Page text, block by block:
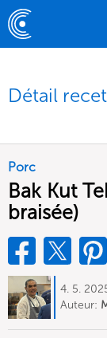
Détail
Porc
Bak Kut
braisée)
4. 5.
Auteur: